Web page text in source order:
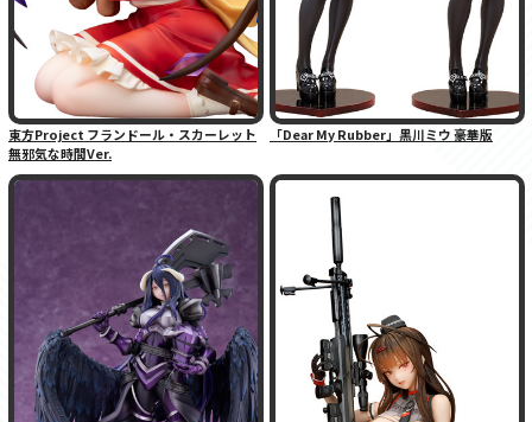
東方Project フランドール・スカーレット
無邪気な時間Ver.
「Dear My Rubber」黒川ミウ 豪華版